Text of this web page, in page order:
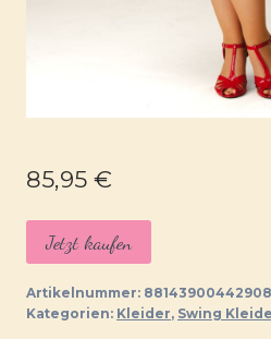
85,95 €
Jetzt kaufen
Artikelnummer:
Kategorien: Kleider, Swing